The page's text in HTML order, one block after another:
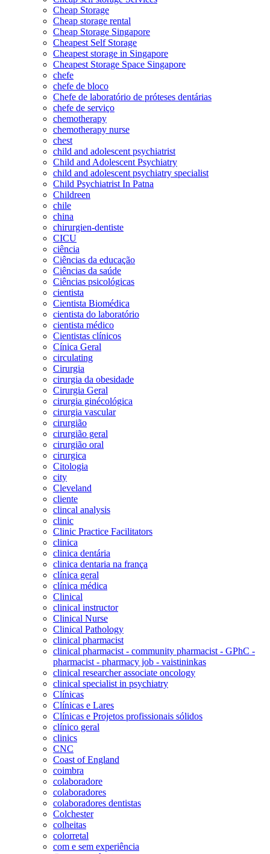
Cheap Storage
Cheap storage rental
Cheap Storage Singapore
Cheapest Self Storage
Cheapest storage in Singapore
Cheapest Storage Space Singapore
chefe
chefe de bloco
Chefe de laboratório de próteses dentárias
chefe de serviço
chemotherapy
chemotherapy nurse
chest
child and adolescent psychiatrist
Child and Adolescent Psychiatry
child and adolescent psychiatry specialist
Child Psychiatrist In Patna
Childreen
chile
china
chirurgien-dentiste
CICU
ciência
Ciências da educação
Ciências da saúde
Ciências psicológicas
cientista
Cientista Biomédica
cientista do laboratório
cientista médico
Cientistas clínicos
Cínica Geral
circulating
Cirurgia
cirurgia da obesidade
Cirurgia Geral
cirurgia ginécológica
cirurgia vascular
cirurgião
cirurgião geral
cirurgião oral
cirurgica
Citologia
city
Cleveland
cliente
clincal analysis
clinic
Clinic Practice Facilitators
clinica
clinica dentária
clinica dentaria na frança
clínica geral
clínica médica
Clinical
clinical instructor
Clinical Nurse
Clinical Pathology
clinical pharmacist
clinical pharmacist - community pharmacist - GPhC -
pharmacist - pharmacy job - vaistininkas
clinical researcher associate oncology
clinical specialist in psychiatry
Clínicas
Clínicas e Lares
Clínicas e Projetos profissionais sólidos
clínico geral
clinics
CNC
Coast of England
coimbra
colaboradore
colaboradores
colaboradores dentistas
Colchester
colheitas
colorretal
com e sem experiência